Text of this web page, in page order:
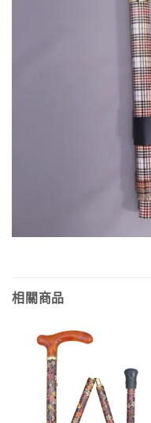
相關商品